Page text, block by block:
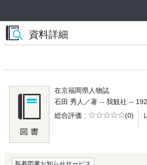
資料詳細
在京福岡県人物誌
石田 秀人／著 -- 我観社 --
総合評価
5段階評価
(0)